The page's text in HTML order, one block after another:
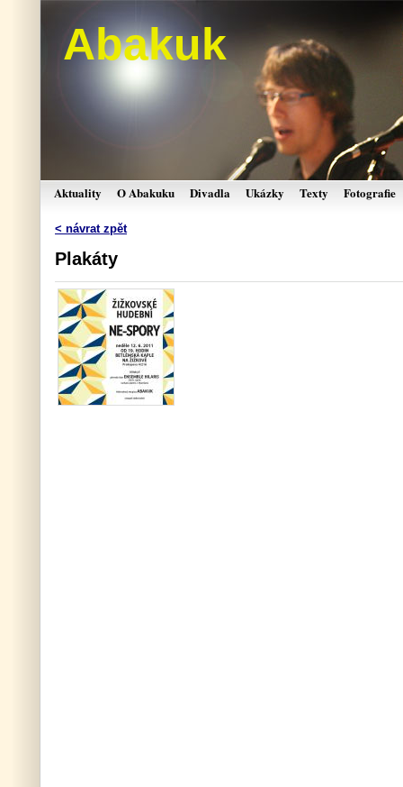
Abakuk
Aktuality O Abakuku Divadla Ukázky Texty Fotografie
< návrat zpět
Plakáty